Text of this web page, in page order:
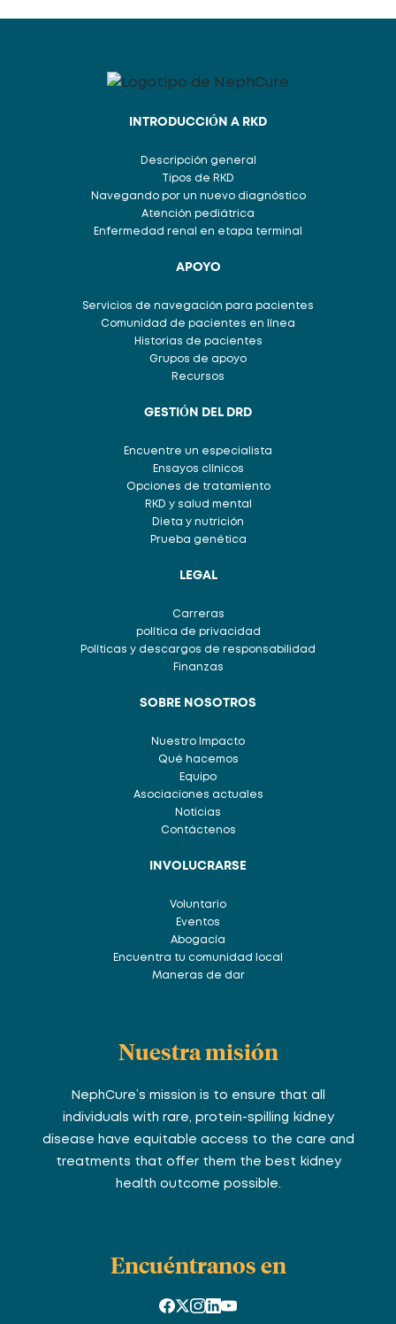
INTRODUCCIÓN A RKD
Descripción general
Tipos de RKD
Navegando por un nuevo diagnóstico
Atención pediátrica
Enfermedad renal en etapa terminal
APOYO
Servicios de navegación para pacientes
Comunidad de pacientes en línea
Historias de pacientes
Grupos de apoyo
Recursos
GESTIÓN DEL DRD
Encuentre un especialista
Ensayos clínicos
Opciones de tratamiento
RKD y salud mental
Dieta y nutrición
Prueba genética
LEGAL
Carreras
política de privacidad
Políticas y descargos de responsabilidad
Finanzas
SOBRE NOSOTROS
Nuestro Impacto
Qué hacemos
Equipo
Asociaciones actuales
Noticias
Contáctenos
INVOLUCRARSE
Voluntario
Eventos
Abogacía
Encuentra tu comunidad local
Maneras de dar
Nuestra misión
NephCure’s mission is to ensure that all
individuals with rare, protein-spilling kidney
disease have equitable access to the care and
treatments that offer them the best kidney
health outcome possible.
Encuéntranos en